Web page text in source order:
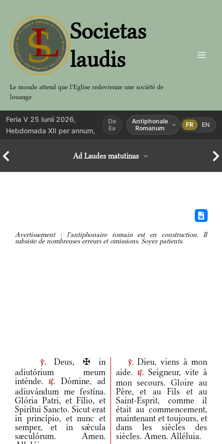
contenu
Societas
laudis
Le monde attend que l'Eglise redevienne une société de
louange
Feria V 25 Iunii 2026,
Hebdomada XII per annum,
De
Ea
Antiphonale
Romanum
FR EN
Ad Laudes matutinas
Avertissement : l'antiphonaire romain est en construction. Il
subsiste de nombreuses erreurs et omissions. Soyez patients.
v.Deus, ✠ in
adiutórium meum
inténde.r.
Dómine, ad
adiuvándum me festína.
Glória Patri, et Fílio, et
Spirítui Sancto. Sicut erat
in princípio, et nunc et
semper, et in sǽcula
sæculórum. Amen.
v.Dieu, viens à mon
aide.
r. Seigneur, vite à
mon secours. Gloire au
Père, et au Fils et au
Saint-Esprit, comme il
était au commencement,
maintenant et toujours, et
dans les siècles des
siècles. Amen. Alléluia.